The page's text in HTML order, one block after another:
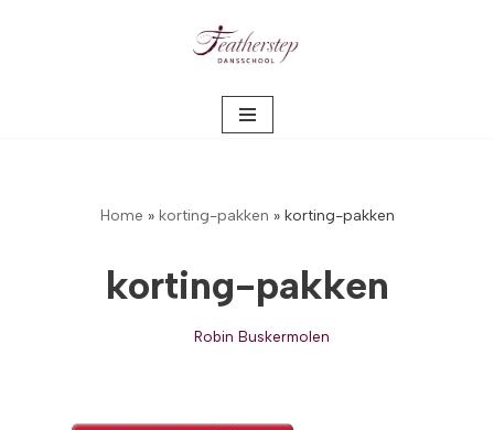
Home » korting-pakken » korting-pakken
korting-pakken
Robin Buskermolen